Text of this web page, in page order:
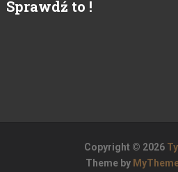
Sprawdź to !
Copyright © 2026
Theme by